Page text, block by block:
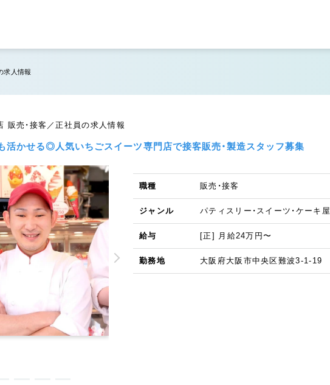
求人情報
販売・接客／正社員の求人情報
活かせる◎人気いちごスイーツ専門店で接客販売・製造スタッフ募集
職種 販売・接客
ジャンル パティスリー・スイーツ・ケーキ屋
給与 [正] 月給24万円〜
勤務地 大阪府大阪市中央区難波3-1-19